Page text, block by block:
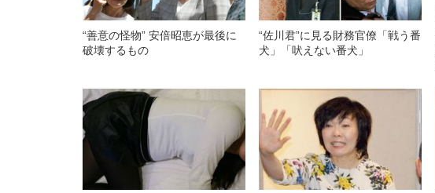
“善意の怪物” 安倍昭恵が最後に
破壊するもの
“佐川君”に見る財務官僚「戦う番
犬」「吠えない番犬」